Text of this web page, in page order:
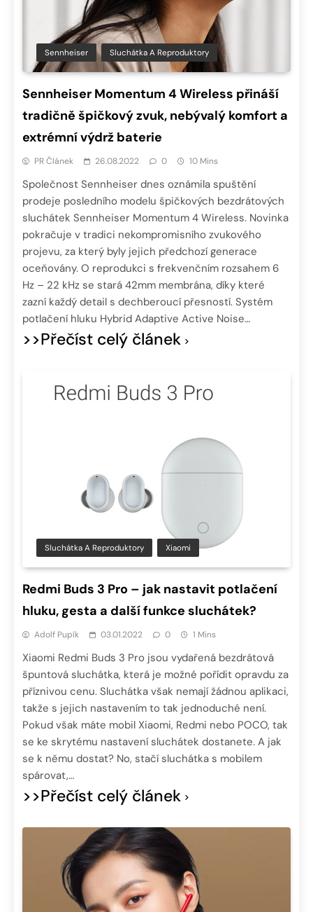
Sennheiser Sluchátka A Reproduktory
Sennheiser Momentum 4 Wireless přináší
tradičně špičkový zvuk, nebývalý komfort a
extrémní výdrž baterie
PR Článek 26.08.2022 0 10 Mins
Společnost Sennheiser dnes oznámila spuštění
prodeje posledního modelu špičkových bezdrátových
sluchátek Sennheiser Momentum 4 Wireless. Novinka
pokračuje v tradici nekompromisního zvukového
projevu, za který byly jejich předchozí generace
oceňovány. O reprodukci s frekvenčním rozsahem 6
Hz – 22 kHz se stará 42mm membrána, díky které
zazní každý detail s dechberoucí přesností. Systém
potlačení hluku Hybrid Adaptive Active Noise…
>>Přečíst celý článek
Sluchátka A Reproduktory Xiaomi
Redmi Buds 3 Pro – jak nastavit potlačení
hluku, gesta a další funkce sluchátek?
Adolf Pupík 03.01.2022 0 1 Mins
Xiaomi Redmi Buds 3 Pro jsou vydařená bezdrátová
špuntová sluchátka, která je možné pořídit opravdu za
příznivou cenu. Sluchátka však nemají žádnou aplikaci,
takže s jejich nastavením to tak jednoduché není.
Pokud však máte mobil Xiaomi, Redmi nebo POCO, tak
se ke skrytému nastavení sluchátek dostanete. A jak
se k němu dostat? No, stačí sluchátka s mobilem
spárovat,…
>>Přečíst celý článek